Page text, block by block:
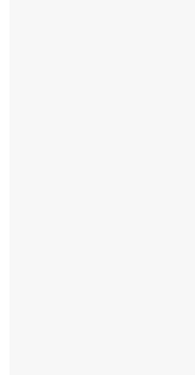
Irans politisches
Obersten Führers Ali
Systemschock .
2026 ausgestrahlte
Leitartikel: